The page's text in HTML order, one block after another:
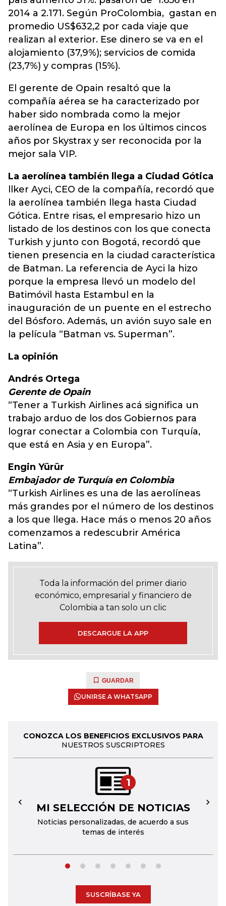
2014 a 2.171. Según ProColombia, gastan en
promedio US$632,2 por cada viaje que
realizan al exterior. Ese dinero se va en el
alojamiento (37,9%); servicios de comida
(23,7%) y compras (15%).
El gerente de Opain resaltó que la
compañía aérea se ha caracterizado por
haber sido nombrada como la mejor
aerolínea de Europa en los últimos cincos
años por Skystrax y ser reconocida por la
mejor sala VIP.
La aerolínea también llega a Ciudad Gótica
llker Ayci, CEO de la compañía, recordó que
la aerolínea también llega hasta Ciudad
Gótica. Entre risas, el empresario hizo un
listado de los destinos con los que conecta
Turkish y junto con Bogotá, recordó que
tienen presencia en la ciudad característica
de Batman. La referencia de Ayci la hizo
porque la empresa llevó un modelo del
Batimóvil hasta Estambul en la
inauguración de un puente en el estrecho
del Bósforo. Además, un avión suyo sale en
la película “Batman vs. Superman”.
La opinión
Andrés Ortega
Gerente de Opain
“Tener a Turkish Airlines acá significa un
trabajo arduo de los dos Gobiernos para
lograr conectar a Colombia con Turquía,
que está en Asia y en Europa”.
Engin Yürür
Embajador de Turquía en Colombia
“Turkish Airlines es una de las aerolíneas
más grandes por el número de los destinos
a los que llega. Hace más o menos 20 años
comenzamos a redescubrir América
Latina”.
Toda la información del primer diario
económico, empresarial y financiero de
Colombia a tan solo un clic
DESCARGUE LA APP
GUARDAR
UNIRSE A WHATSAPP
CONOZCA LOS BENEFICIOS EXCLUSIVOS PARA
NUESTROS SUSCRIPTORES
1
MI SELECCIÓN DE NOTICIAS
Noticias personalizadas, de acuerdo a sus
temas de interés
← →
SUSCRÍBASE YA